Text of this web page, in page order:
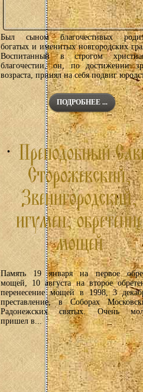
Был сыном благочестивых
богатых и именитых новгородских
Воспитанный в строгом
благочестии, он, по достижении
возраста, принял на себя подвиг
ПОДРОБНЕЕ ...
Память 19 января на первое
мощей, 10 августа на второе
перенесение мощей в 1998, 3
преставление, в Соборах
Радонежских святых. Очень
пришел в...